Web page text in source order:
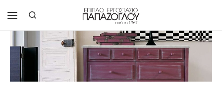
Μετάβαση στο περιεχόμενο